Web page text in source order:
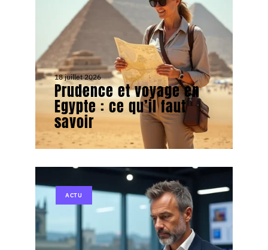
18 juillet 2026
Prudence et voyage en
Egypte : ce qu’il faut
savoir
ACTU